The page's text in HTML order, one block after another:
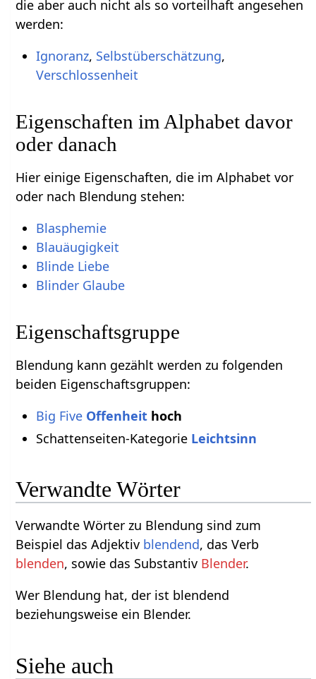
die aber auch nicht als so vorteilhaft angesehen
werden:
Ignoranz, Selbstüberschätzung,
Verschlossenheit
Eigenschaften im Alphabet davor
oder danach
Hier einige Eigenschaften, die im Alphabet vor
oder nach Blendung stehen:
Blasphemie
Blauäugigkeit
Blinde Liebe
Blinder Glaube
Eigenschaftsgruppe
Blendung kann gezählt werden zu folgenden
beiden Eigenschaftsgruppen:
Big Five Offenheithoch
Schattenseiten-Kategorie Leichtsinn
Verwandte Wörter
Verwandte Wörter zu Blendung sind zum
Beispiel das Adjektiv blendend, das Verb
blenden, sowie das Substantiv Blender.
Wer Blendung hat, der ist blendend
beziehungsweise ein Blender.
Siehe auch